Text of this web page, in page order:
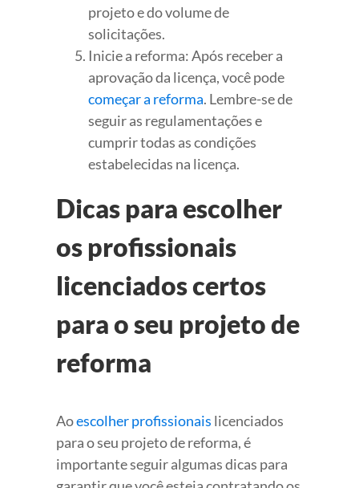
projeto e do volume de
solicitações.
Inicie a reforma: Após receber a
aprovação da licença, você pode
começar a reforma. Lembre-se de
seguir as regulamentações e
cumprir todas as condições
estabelecidas na licença.
Dicas para escolher
os profissionais
licenciados certos
para o seu projeto de
reforma
Aoescolher profissionais licenciados
para o seu projeto de reforma, é
importante seguir algumas dicas para